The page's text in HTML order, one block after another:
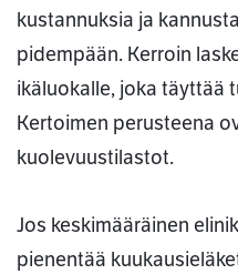
kustannuksia ja
pidempään. Kerroin
ikäluokalle, joka täyttää
Kertoimen perusteena
kuolevuustilastot.
Jos keskimääräinen
pienentää